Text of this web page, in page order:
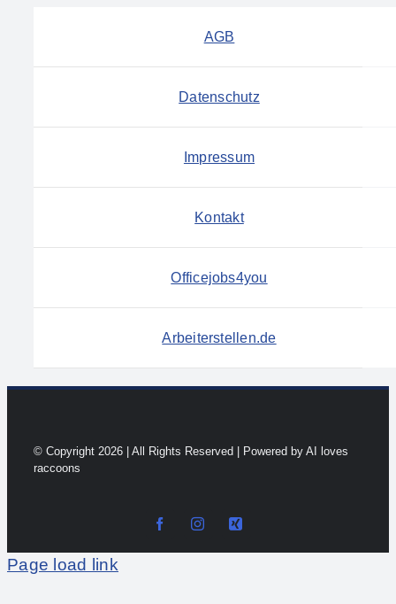
AGB
Datenschutz
Impressum
Kontakt
Officejobs4you
Arbeiterstellen.de
© Copyright 2026 | All Rights Reserved | Powered by AI loves
raccoons
Page load link